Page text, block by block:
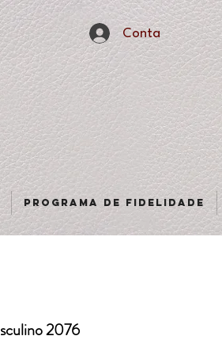
Conta
Programa de fidelidade
2076